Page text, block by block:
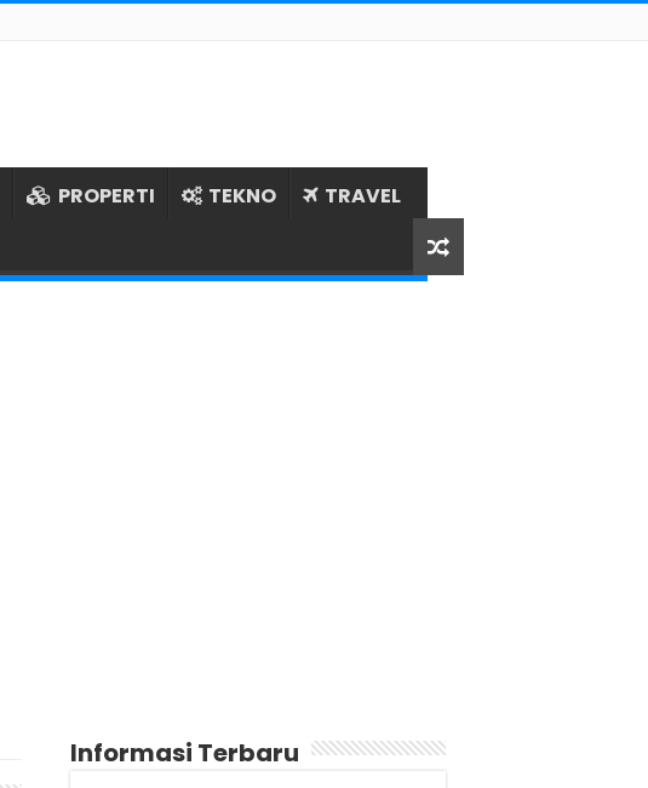
PROPERTI TEKNO TRAVEL
Informasi Terbaru